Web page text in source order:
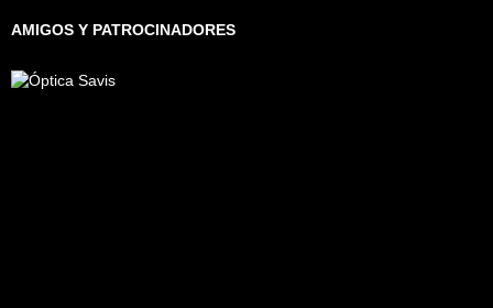
AMIGOS Y PATROCINADORES